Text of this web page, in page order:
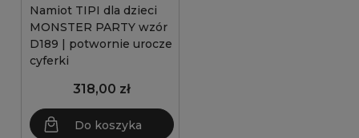
Namiot TIPI dla dzieci
MONSTER PARTY wzór
D189 | potwornie urocze
cyferki
318,00 zł
Do koszyka